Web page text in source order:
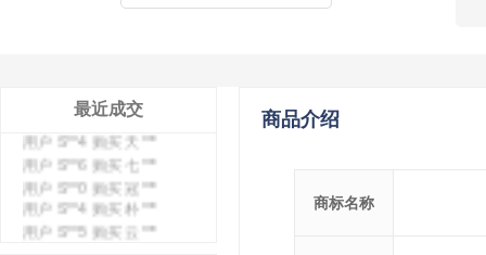
最近成交
用户 S**4 购买 天***
用户 S**6 购买 七***
用户 S**0 购买 冠***
用户 S**4 购买 朴***
用户 S**5 购买 云***
用户 S**3 购买 K***
商品介绍
商标名称